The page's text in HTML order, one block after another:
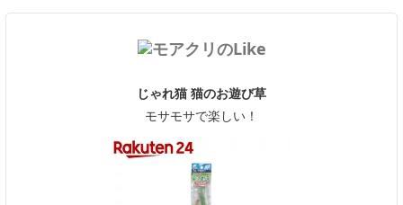
じゃれ猫 猫のお遊び草
モサモサで楽しい！